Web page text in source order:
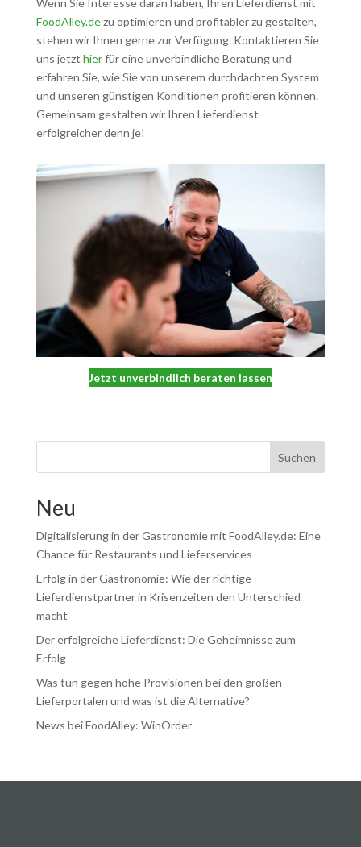
Wenn Sie Interesse daran haben, Ihren Lieferdienst mit
FoodAlley.dezu optimieren und profitabler zu gestalten,
stehen wir Ihnen gerne zur Verfügung. Kontaktieren Sie
uns jetzt hierfür eine unverbindliche Beratung und
erfahren Sie, wie Sie von unserem durchdachten System
und unseren günstigen Konditionen profitieren können.
Gemeinsam gestalten wir Ihren Lieferdienst
erfolgreicher denn je!
Jetzt unverbindlich beraten lassen
Suchen
Neu
Digitalisierung in der Gastronomie mit FoodAlley.de: Eine
Chance für Restaurants und Lieferservices
Erfolg in der Gastronomie: Wie der richtige
Lieferdienstpartner in Krisenzeiten den Unterschied
macht
Der erfolgreiche Lieferdienst: Die Geheimnisse zum
Erfolg
Was tun gegen hohe Provisionen bei den großen
Lieferportalen und was ist die Alternative?
News bei FoodAlley: WinOrder